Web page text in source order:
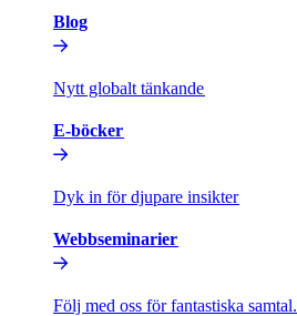
Blog​​
Nytt globalt tänkande​​
E-böcker​​
Dyk in för djupare insikter​​
Webbseminarier​​
Följ med oss för fantastiska samtal.​​